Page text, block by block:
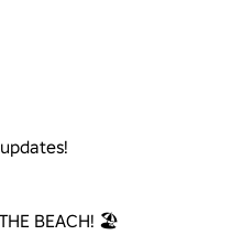
THE BEACH! 🏖️